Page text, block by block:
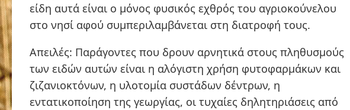
είδη αυτά είναι ο μόνος φυσικός εχθρός του αγριοκούνελου
στο νησί αφού συμπεριλαμβάνεται στη διατροφή τους.
Απειλές: Παράγοντες που δρουν αρνητικά στους πληθυσμούς
των ειδών αυτών είναι η αλόγιστη χρήση φυτοφαρμάκων και
ζιζανιοκτόνων, η υλοτομία συστάδων δέντρων, η
εντατικοποίηση της γεωργίας, οι τυχαίες δηλητηριάσεις από